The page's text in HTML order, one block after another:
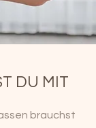
DU MIT
brauchst